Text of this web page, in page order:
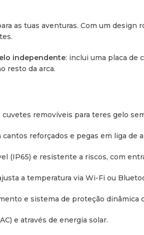
as tuas aventuras. Com um
independente: inclui uma placa de
resto da arca.
cuvetes removíveis para teres gelo
cantos reforçados e pegas em liga de
(IP65) e resistente a riscos, com
a temperatura via Wi-Fi ou
e sistema de proteção dinâmica
e através de energia solar.